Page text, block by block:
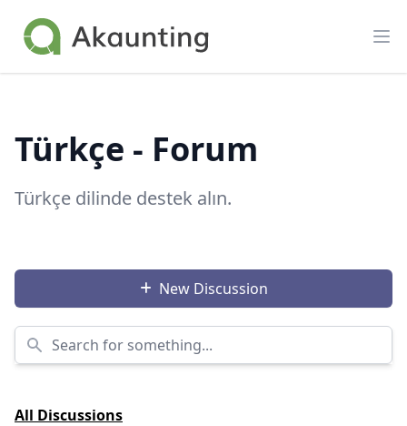
Akaunting
Türkçe - Forum
Türkçe dilinde destek alın.
New Discussion
Search for something...
All Discussions